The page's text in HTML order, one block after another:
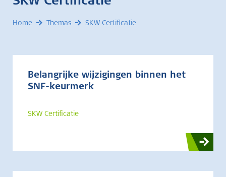
Home Themas SKW Certificatie
Belangrijke wijzigingen binnen het
SNF-keurmerk
SKW Certificatie